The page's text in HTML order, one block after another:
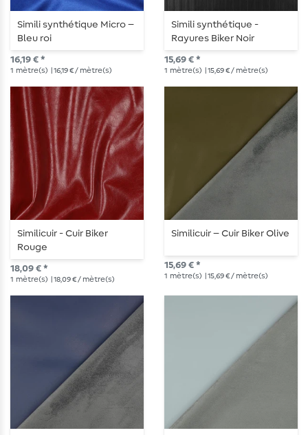
Simili synthétique Micro –
Bleu roi
16,19 € *
1 mètre(s) | 16,19 € / mètre(s)
Simili synthétique -
Rayures Biker Noir
15,69 € *
1 mètre(s) | 15,69 € / mètre(s)
Similicuir - Cuir Biker
Rouge
18,09 € *
1 mètre(s) | 18,09 € / mètre(s)
Similicuir – Cuir Biker Olive
15,69 € *
1 mètre(s) | 15,69 € / mètre(s)